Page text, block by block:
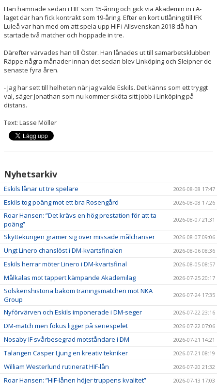
Han hamnade sedan i HIF som 15-åring och gick via Akademin in i A-
laget där han fick kontrakt som 19-åring. Efter en kort utlåning till IFK
Luleå var han med om att spela upp HIF i Allsvenskan 2018 då han
startade två matcher och hoppade in tre.
Därefter värvades han till Öster. Han lånades ut till samarbetsklubben
Räppe några månader innan det sedan blev Linköping och Sleipner de
senaste fyra åren.
- Jag har sett till helheten när jag valde Eskils. Det känns som ett tryggt
val, säger Jonathan som nu kommer sköta sitt jobb i Linköping på
distans.
Text: Lasse Möller
Nyhetsarkiv
Eskils lånar ut tre spelare 2026-08-08 17:47
Eskils tog poäng mot ett bra Rosengård 2026-08-08 17:26
Roar Hansen: ”Det krävs en hög prestation för att ta
poäng”
2026-08-07 21:31
Skyttekungen grämer sig över missade målchanser 2026-08-07 09:06
Ungt Linero chanslöst i DM-kvartsfinalen 2026-08-06 08:36
Eskils herrar möter Linero i DM-kvartsfinal 2026-08-05 08:57
Målkalas mot tappert kämpande Akademilag 2026-07-25 20:17
Solskenshistoria bakom träningsmatchen mot NKA
Group
2026-07-24 17:35
Nyförvärven och Eskils imponerade i DM-seger 2026-07-22 23:16
DM-match men fokus ligger på seriespelet 2026-07-22 07:06
Nosaby IF svårbesegrad motståndare i DM 2026-07-21 14:21
Talangen Casper Ljung en kreativ tekniker 2026-07-21 08:19
William Westerlund rutinerat HIF-lån 2026-07-20 21:32
Roar Hansen: ”HIF-lånen höjer truppens kvalitet” 2026-07-13 17:03